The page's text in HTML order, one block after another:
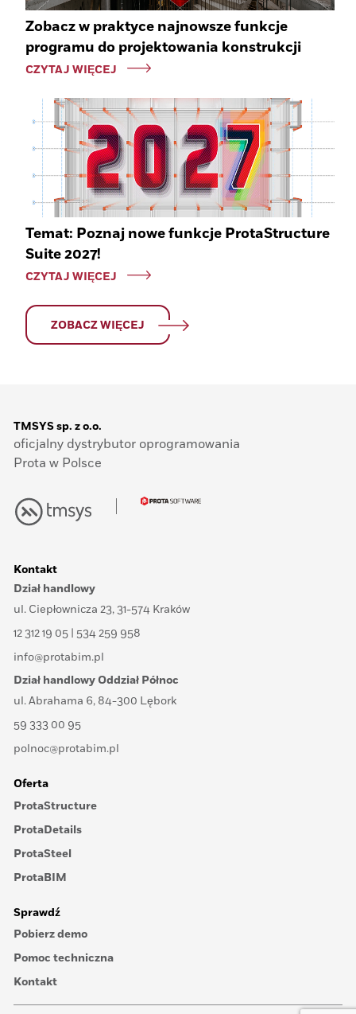
Zobacz w praktyce najnowsze funkcje
programu do projektowania konstrukcji
CZYTAJ WIĘCEJ
Temat: Poznaj nowe funkcje ProtaStructure
Suite 2027!
CZYTAJ WIĘCEJ
ZOBACZ WIĘCEJ
TMSYS sp. z o.o.
oficjalny dystrybutor oprogramowania
Prota w Polsce
Kontakt
Dział handlowy
ul. Ciepłownicza 23, 31-574 Kraków
12 312 19 05 | 534 259 958
info@protabim.pl
Dział handlowy Oddział Północ
ul. Abrahama 6, 84-300 Lębork
59 333 00 95
polnoc@protabim.pl
Oferta
ProtaStructure
ProtaDetails
ProtaSteel
ProtaBIM
Sprawdź
Pobierz demo
Pomoc techniczna
Kontakt